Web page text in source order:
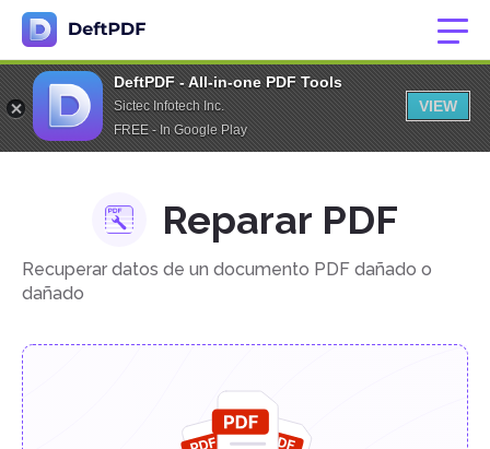
DeftPDF - All-in-one PDF Tools
Sictec Infotech Inc.
FREE - In Google Play
VIEW
Reparar PDF
Recuperar datos de un documento PDF dañado o
dañado